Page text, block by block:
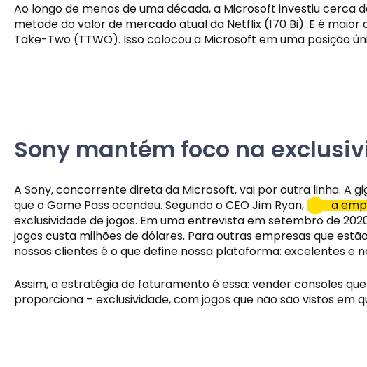
Ao longo de menos de uma década, a Microsoft investiu cerca
metade do valor de mercado atual da Netflix (170 Bi). E é
Take-Two (TTWO). Isso colocou a Microsoft em uma posição
Sony mantém foco na
A Sony, concorrente direta da Microsoft, vai por outra linha. A
que o Game Pass acendeu. Segundo o CEO Jim Ryan,
a
exclusividade de jogos. Em uma entrevista em setembro de
jogos custa milhões de dólares. Para outras empresas que
nossos clientes é o que define nossa plataforma: excelentes e
Assim, a estratégia de faturamento é essa: vender consoles
proporciona – exclusividade, com jogos que não são vistos em